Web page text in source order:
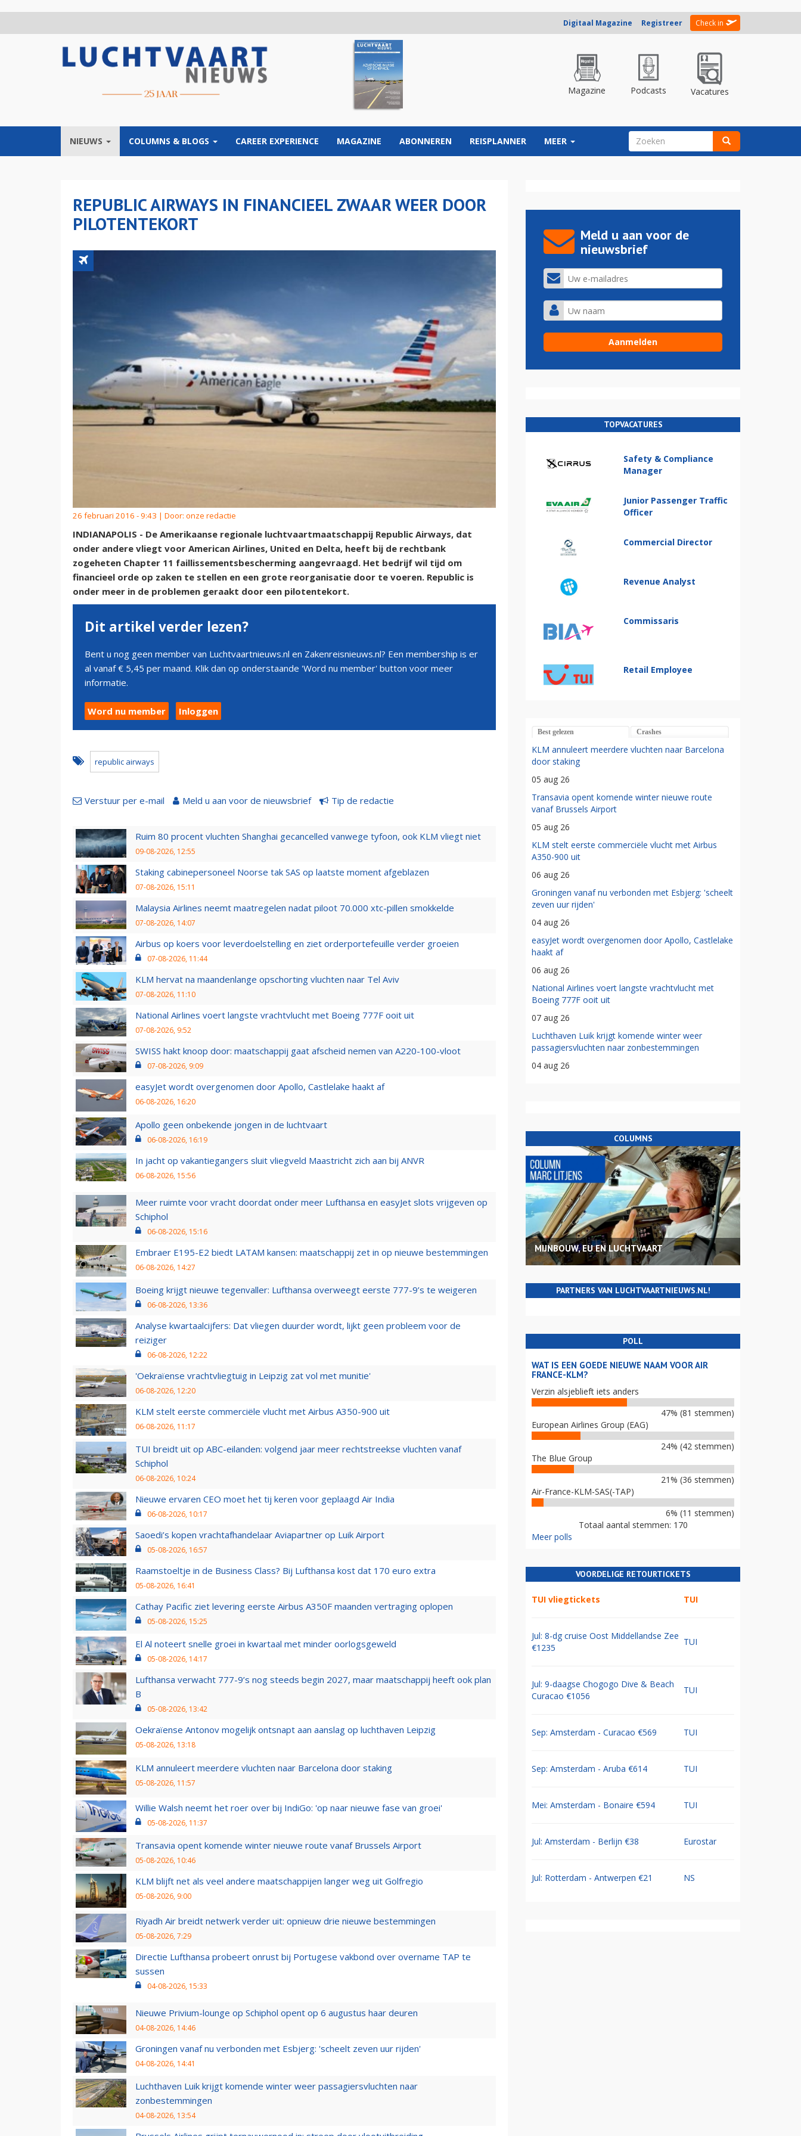
Digitaal Magazine Registreer Check in
Magazine Podcasts Vacatures
NIEUWS COLUMNS & BLOGS CAREER EXPERIENCE MAGAZINE ABONNEREN REISPLANNER MEER ZOEKVELD
REPUBLIC AIRWAYS IN FINANCIEEL ZWAAR WEER DOOR
PILOTENTEKORT
26 februari 2016 - 9:43 | Door: onze redactie
INDIANAPOLIS - De Amerikaanse regionale luchtvaartmaatschappij Republic Airways, dat
onder andere vliegt voor American Airlines, United en Delta, heeft bij de rechtbank
zogeheten Chapter 11 faillissementsbescherming aangevraagd. Het bedrijf wil tijd om
financieel orde op zaken te stellen en een grote reorganisatie door te voeren. Republic is
onder meer in de problemen geraakt door een pilotentekort.
Dit artikel verder lezen?
Bent u nog geen member van Luchtvaartnieuws.nl en Zakenreisnieuws.nl? Een membership is er
al vanaf € 5,45 per maand. Klik dan op onderstaande 'Word nu member' button voor meer
informatie.
Word nu member Inloggen
republic airways
Verstuur per e-mail Meld u aan voor de nieuwsbrief Tip de redactie
Ruim 80 procent vluchten Shanghai gecancelled vanwege tyfoon, ook KLM vliegt niet
09-08-2026, 12:55
Staking cabinepersoneel Noorse tak SAS op laatste moment afgeblazen
07-08-2026, 15:11
Malaysia Airlines neemt maatregelen nadat piloot 70.000 xtc-pillen smokkelde
07-08-2026, 14:07
Airbus op koers voor leverdoelstelling en ziet orderportefeuille verder groeien
07-08-2026, 11:44
KLM hervat na maandenlange opschorting vluchten naar Tel Aviv
07-08-2026, 11:10
National Airlines voert langste vrachtvlucht met Boeing 777F ooit uit
07-08-2026, 9:52
SWISS hakt knoop door: maatschappij gaat afscheid nemen van A220-100-vloot
07-08-2026, 9:09
easyJet wordt overgenomen door Apollo, Castlelake haakt af
06-08-2026, 16:20
Apollo geen onbekende jongen in de luchtvaart
06-08-2026, 16:19
In jacht op vakantiegangers sluit vliegveld Maastricht zich aan bij ANVR
06-08-2026, 15:56
Meer ruimte voor vracht doordat onder meer Lufthansa en easyJet slots vrijgeven op
Schiphol
06-08-2026, 15:16
Embraer E195-E2 biedt LATAM kansen: maatschappij zet in op nieuwe bestemmingen
06-08-2026, 14:27
Boeing krijgt nieuwe tegenvaller: Lufthansa overweegt eerste 777-9’s te weigeren
06-08-2026, 13:36
Analyse kwartaalcijfers: Dat vliegen duurder wordt, lijkt geen probleem voor de
reiziger
06-08-2026, 12:22
'Oekraïense vrachtvliegtuig in Leipzig zat vol met munitie'
06-08-2026, 12:20
KLM stelt eerste commerciële vlucht met Airbus A350-900 uit
06-08-2026, 11:17
TUI breidt uit op ABC-eilanden: volgend jaar meer rechtstreekse vluchten vanaf
Schiphol
06-08-2026, 10:24
Nieuwe ervaren CEO moet het tij keren voor geplaagd Air India
06-08-2026, 10:17
Saoedi’s kopen vrachtafhandelaar Aviapartner op Luik Airport
05-08-2026, 16:57
Raamstoeltje in de Business Class? Bij Lufthansa kost dat 170 euro extra
05-08-2026, 16:41
Cathay Pacific ziet levering eerste Airbus A350F maanden vertraging oplopen
05-08-2026, 15:25
El Al noteert snelle groei in kwartaal met minder oorlogsgeweld
05-08-2026, 14:17
Lufthansa verwacht 777-9’s nog steeds begin 2027, maar maatschappij heeft ook plan
B
05-08-2026, 13:42
Oekraïense Antonov mogelijk ontsnapt aan aanslag op luchthaven Leipzig
05-08-2026, 13:18
KLM annuleert meerdere vluchten naar Barcelona door staking
05-08-2026, 11:57
Willie Walsh neemt het roer over bij IndiGo: 'op naar nieuwe fase van groei'
05-08-2026, 11:37
Transavia opent komende winter nieuwe route vanaf Brussels Airport
05-08-2026, 10:46
KLM blijft net als veel andere maatschappijen langer weg uit Golfregio
05-08-2026, 9:00
Riyadh Air breidt netwerk verder uit: opnieuw drie nieuwe bestemmingen
05-08-2026, 7:29
Directie Lufthansa probeert onrust bij Portugese vakbond over overname TAP te
sussen
04-08-2026, 15:33
Nieuwe Privium-lounge op Schiphol opent op 6 augustus haar deuren
04-08-2026, 14:46
Groningen vanaf nu verbonden met Esbjerg: 'scheelt zeven uur rijden'
04-08-2026, 14:41
Luchthaven Luik krijgt komende winter weer passagiersvluchten naar
zonbestemmingen
04-08-2026, 13:54
Meld u aan voor de
nieuwsbrief
TOPVACATURES
Safety & Compliance
Manager
Junior Passenger Traffic
Officer
Commercial Director
Revenue Analyst
Commissaris
Retail Employee
Best gelezen Crashes
KLM annuleert meerdere vluchten naar Barcelona
door staking
05 aug 26
Transavia opent komende winter nieuwe route
vanaf Brussels Airport
05 aug 26
KLM stelt eerste commerciële vlucht met Airbus
A350-900 uit
06 aug 26
Groningen vanaf nu verbonden met Esbjerg: 'scheelt
zeven uur rijden'
04 aug 26
easyJet wordt overgenomen door Apollo, Castlelake
haakt af
06 aug 26
National Airlines voert langste vrachtvlucht met
Boeing 777F ooit uit
07 aug 26
Luchthaven Luik krijgt komende winter weer
passagiersvluchten naar zonbestemmingen
04 aug 26
COLUMNS
MIJNBOUW, EU EN LUCHTVAART
PARTNERS VAN LUCHTVAARTNIEUWS.NL!
POLL
WAT IS EEN GOEDE NIEUWE NAAM VOOR AIR
FRANCE-KLM?
Verzin alsjeblieft iets anders
47% (81 stemmen)
European Airlines Group (EAG)
24% (42 stemmen)
The Blue Group
21% (36 stemmen)
Air-France-KLM-SAS(-TAP)
6% (11 stemmen)
Totaal aantal stemmen: 170
Meer polls
VOORDELIGE RETOURTICKETS
TUI vliegtickets TUI
Jul: 8-dg cruise Oost Middellandse Zee
€1235
TUI
Jul: 9-daagse Chogogo Dive & Beach
Curacao €1056
TUI
Sep: Amsterdam - Curacao €569 TUI
Sep: Amsterdam - Aruba €614 TUI
Mei: Amsterdam - Bonaire €594 TUI
Jul: Amsterdam - Berlijn €38 Eurostar
Jul: Rotterdam - Antwerpen €21 NS